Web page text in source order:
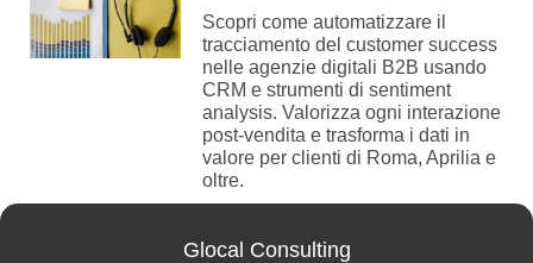
Scopri come automatizzare il
tracciamento del customer success
nelle agenzie digitali B2B usando
CRM e strumenti di sentiment
analysis. Valorizza ogni interazione
post-vendita e trasforma i dati in
valore per clienti di Roma, Aprilia e
oltre.
Glocal Consulting